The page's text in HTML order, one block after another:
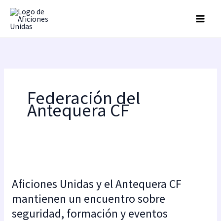
contenido
Federación del
Antequera CF
Aficiones Unidas y el Antequera CF
mantienen un encuentro sobre
seguridad, formación y eventos
y
el
Antequera